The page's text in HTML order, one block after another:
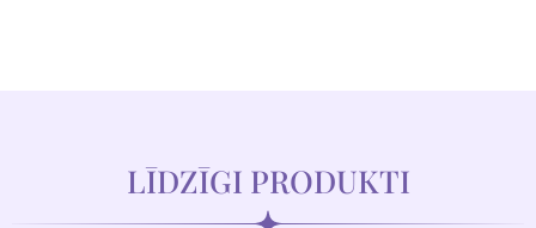
LĪDZĪGI PRODUKTI